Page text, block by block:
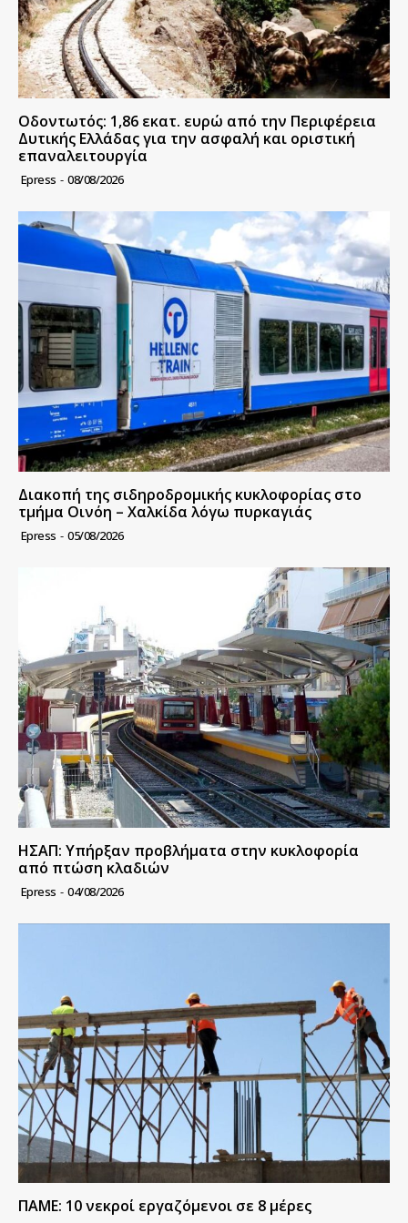
Οδοντωτός: 1,86 εκατ. ευρώ από την Περιφέρεια
Δυτικής Ελλάδας για την ασφαλή και οριστική
επαναλειτουργία
Epress - 08/08/2026
Διακοπή της σιδηροδρομικής κυκλοφορίας στο
τμήμα Οινόη – Χαλκίδα λόγω πυρκαγιάς
Epress - 05/08/2026
ΗΣΑΠ: Υπήρξαν προβλήματα στην κυκλοφορία
από πτώση κλαδιών
Epress - 04/08/2026
ΠΑΜΕ: 10 νεκροί εργαζόμενοι σε 8 μέρες